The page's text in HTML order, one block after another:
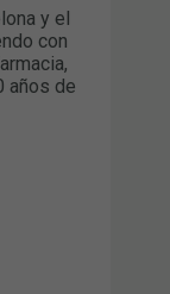
y el
con
años de